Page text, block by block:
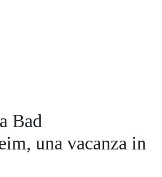
Bad
una vacanza in